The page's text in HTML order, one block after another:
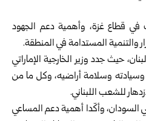
في قطاع غزة، وأهمية دعم الجهود
والتنمية المستدامة في المنطقة.‏
حيث جدد وزير الخارجية الإماراتي
وسيادته وسلامة أراضيه، وكل ما من
‏للشعب اللبناني.‏
السودان، وأكّدا أهمية دعم المساعي